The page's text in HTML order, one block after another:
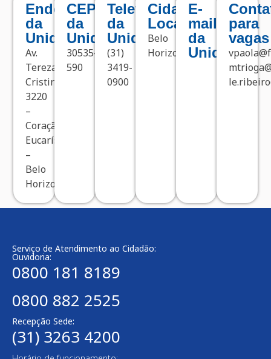
Endereço
da
Unidade
Av.
Tereza
Cristina,
3220
–
Coração
Eucarístico
–
Belo
Horizonte/MG
CEP
da
Unidade
30535-
590
Telefone
da
Unidade
(31)
3419-
0900
Cidade
Localizada
Belo
Horizonte
E-
mail
da
Unidade
para
vagas
Serviço de Atendimento ao Cidadão:
Ouvidoria:
0800 181 8189
0800 882 2525
Recepção Sede:
(31) 3263 4200